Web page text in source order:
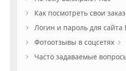
Как посмотреть свои
Логин и пароль для сайта
Фотоотзывы в соцсетях
Часто задаваемые